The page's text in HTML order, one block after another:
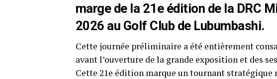
marge de la 21e édition de la DRC
2026 au Golf Club de Lubumbashi.
Cette journée préliminaire a été entièrement
avant l’ouverture de la grande exposition et des
Cette 21e édition marque un tournant stratégique